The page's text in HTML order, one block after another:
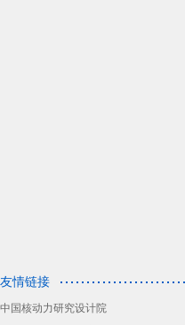
友情链接
中国核动力研究设计院